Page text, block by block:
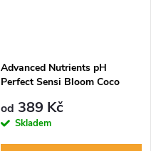
Advanced Nutrients pH
Perfect Sensi Bloom Coco
od 389 Kč
Skladem